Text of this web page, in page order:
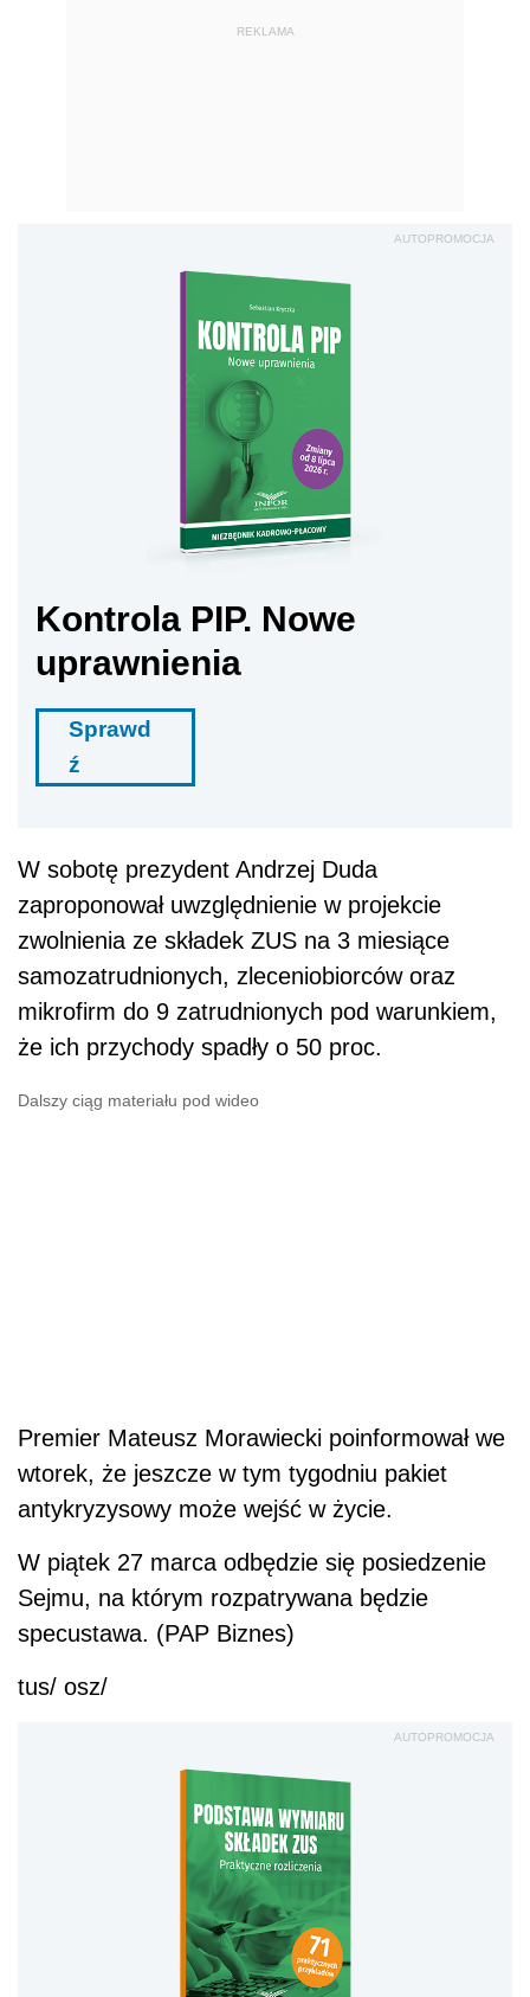
REKLAMA
AUTOPROMOCJA
Kontrola PIP. Nowe
uprawnienia
Sprawd
ź
W sobotę prezydent Andrzej Duda
zaproponował uwzględnienie w projekcie
zwolnienia ze składek ZUS na 3 miesiące
samozatrudnionych, zleceniobiorców oraz
mikrofirm do 9 zatrudnionych pod warunkiem,
że ich przychody spadły o 50 proc.
Dalszy ciąg materiału pod wideo
Premier Mateusz Morawiecki poinformował we
wtorek, że jeszcze w tym tygodniu pakiet
antykryzysowy może wejść w życie.
W piątek 27 marca odbędzie się posiedzenie
Sejmu, na którym rozpatrywana będzie
specustawa. (PAP Biznes)
tus/ osz/
AUTOPROMOCJA